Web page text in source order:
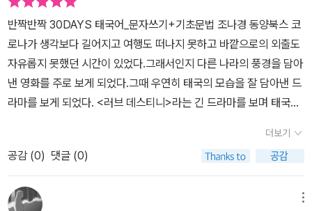
를 만나게되고 단어를 많이 알고 외우는 것이 문장의 해석과 이해에
도움이 된다는 기본적인 사실도 깨닫게 된다. 글자를 쓰는 것부터 소
리내어 읽는 것이 익숙하지 않고 어색할 수 있는데, 몇번이고 반복적
으로 연습하다 보면 그동안 몰랐었던 재미를 발견하게 된다: 태국어
단어를 몇 글자씩 더듬더듬읽어 나가면서 파악하게 되는 태국어 단어
학습 과정이 흥미를 유발시키고, 일종의 자극제 역할이 된다. 전반적
으로 이 책은 태국어를 전혀 모르는 완전 초보자를 위한 태국어 교재
로서 기초부터 차근차근 실력을 쌓아 나가는데적합한 교재라는 생각
반짝반짝 30DAYS 태국어_문자쓰기+기초문법 조나경 동양북스 코
로나가 생각보다 길어지고 여행도 떠나지 못하고 바깥으로의 외출도
자유롭지 못했던 시간이 있었다.그래서인지 다른 나라의 풍경을 담아
낸 영화를 주로 보게 되었다.그때 우연히 태국의 모습을 잘 담아낸 드
라마를 보게 되었다. <러브 데스티니>라는 긴 드라마를 보며 태국의
각이 들었다.드라마가 길다 보니 여러 날에 걸쳐 보면서 나도 모르게
태국어가 귀에 들어오기 시작했다. 통통 튀며 반복되어 들려오는 말
들이 문득 궁금해졌다.태국어에 대한 호기심은 생겼지만 막상 시작하
기는 쉽지 않았다.그러다 이 책을 보고 태국어를 접해볼 용기가 생겼
더보기
공감 (0) 댓글 (0)